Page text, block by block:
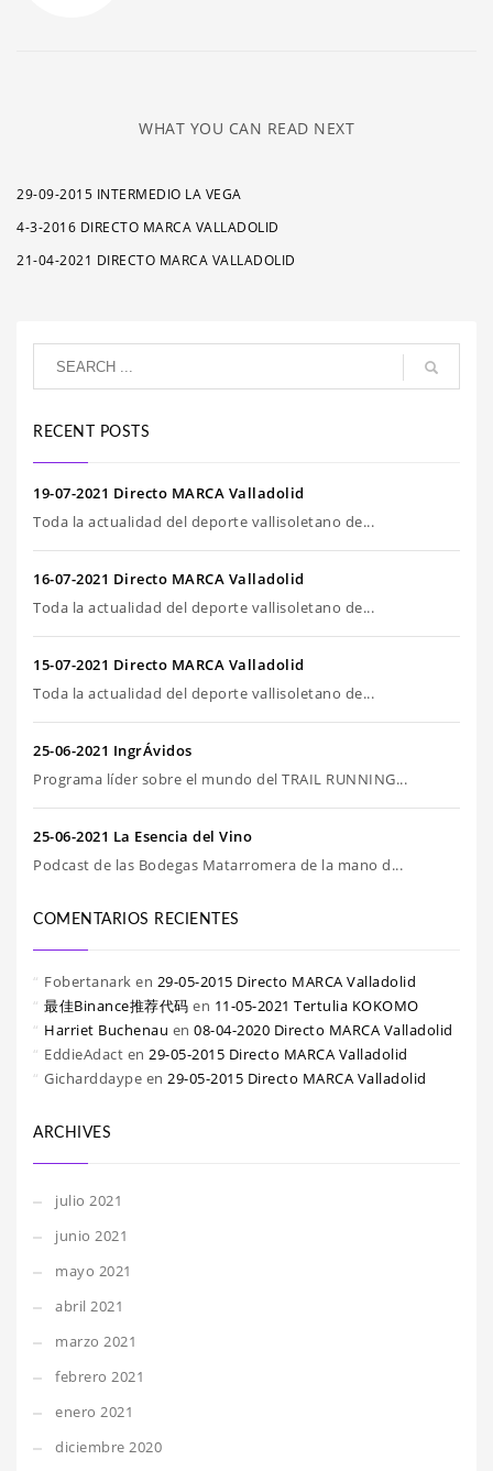
WHAT YOU CAN READ NEXT
29-09-2015 INTERMEDIO LA VEGA
4-3-2016 DIRECTO MARCA VALLADOLID
21-04-2021 DIRECTO MARCA VALLADOLID
RECENT POSTS
19-07-2021 Directo MARCA Valladolid
Toda la actualidad del deporte vallisoletano de...
16-07-2021 Directo MARCA Valladolid
Toda la actualidad del deporte vallisoletano de...
15-07-2021 Directo MARCA Valladolid
Toda la actualidad del deporte vallisoletano de...
25-06-2021 IngrÁvidos
Programa líder sobre el mundo del TRAIL RUNNING...
25-06-2021 La Esencia del Vino
Podcast de las Bodegas Matarromera de la mano d...
COMENTARIOS RECIENTES
Fobertanark en 29-05-2015 Directo MARCA Valladolid
最佳Binance推荐代码 en 11-05-2021 Tertulia KOKOMO
Harriet Buchenau en 08-04-2020 Directo MARCA Valladolid
EddieAdact en 29-05-2015 Directo MARCA Valladolid
Gicharddaype en 29-05-2015 Directo MARCA Valladolid
ARCHIVES
julio 2021
junio 2021
mayo 2021
abril 2021
marzo 2021
febrero 2021
enero 2021
diciembre 2020